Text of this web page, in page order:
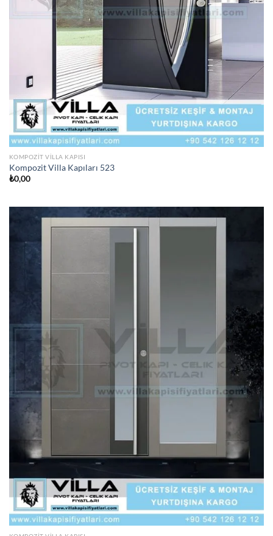
KOMPOZIT VILLA KAPISI
Kompozit Villa Kapıları 523
₺0,00